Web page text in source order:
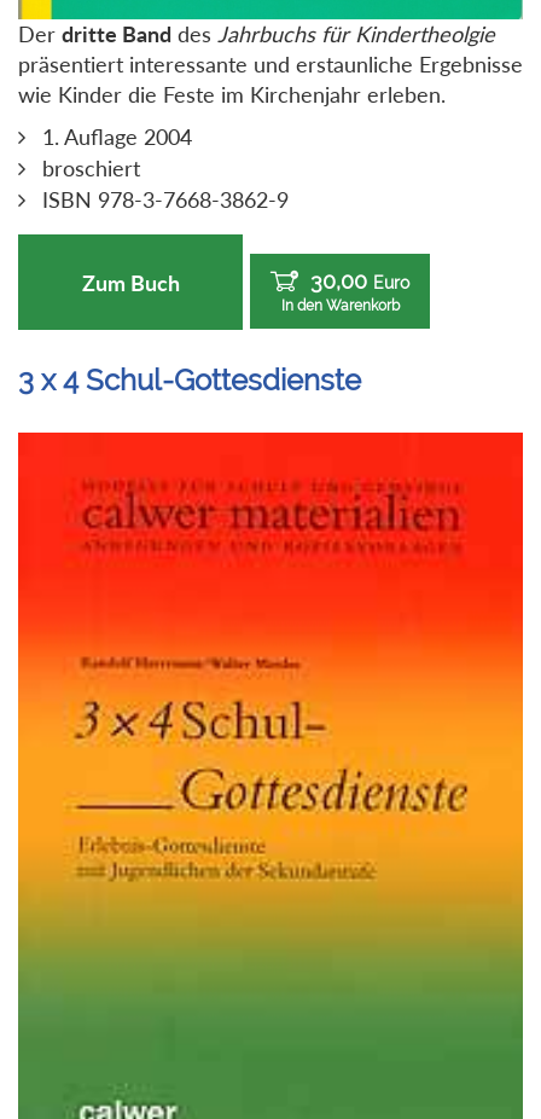
Der dritte Band des Jahrbuchs für Kindertheolgie
präsentiert interessante und erstaunliche Ergebnisse
wie Kinder die Feste im Kirchenjahr erleben.
1. Auflage 2004
broschiert
ISBN 978-3-7668-3862-9
Zum Buch 30,00 Euro
In den Warenkorb
3 x 4 Schul-Gottesdienste